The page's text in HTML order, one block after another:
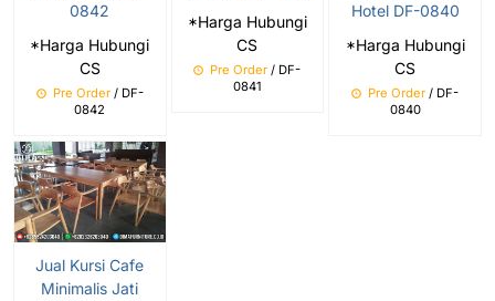
0842
*Harga Hubungi
CS
Pre Order/ DF-
0842
*Harga Hubungi
CS
Pre Order / DF-
0841
Hotel DF-0840
*Harga Hubungi
CS
Pre Order / DF-
0840
Jual Kursi Cafe
Minimalis Jati